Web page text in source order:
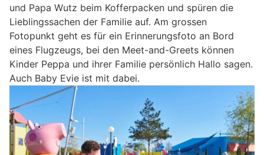
und Papa Wutz beim Kofferpacken und spüren die
Lieblingssachen der Familie auf. Am grossen
Fotopunkt geht es für ein Erinnerungsfoto an Bord
eines Flugzeugs, bei den Meet-and-Greets können
Kinder Peppa und ihrer Familie persönlich Hallo sagen.
Auch Baby Evie ist mit dabei.